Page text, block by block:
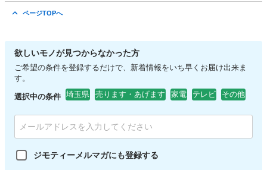
ページTOPへ
欲しいモノが見つからなかった方
ご希望の条件を登録するだけで、新着情報をいち早くお届け出来ま
す。
選択中の条件 埼玉県 売ります・あげます 家電 テレビ その他
ジモティーメルマガにも登録する